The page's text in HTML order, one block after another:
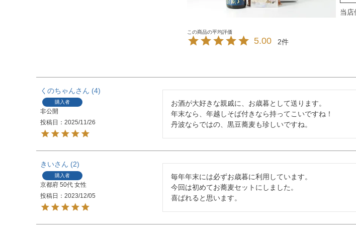
当店
5.00 2
くのちゃん 4
購入者
非公開
投稿日
2025/11/26
お酒が大好きな親戚に、お歳暮として送ります。
年末なら、年越しそば付きなら持ってこいですね！
丹波ならではの、黒豆蕎麦も珍しいですね。
きい 2
購入者
京都府 50代 女性
投稿日
2023/12/05
毎年年末には必ずお歳暮に利用しています。
今回は初めてお蕎麦セットにしました。
喜ばれると思います。